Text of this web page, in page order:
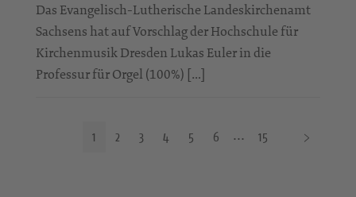
Das Evangelisch-Lutherische Landeskirchenamt
Sachsens hat auf Vorschlag der Hochschule für
Kirchenmusik Dresden Lukas Euler in die
Professur für Orgel (100%) […]
1 2 3 4 5 6 15
N